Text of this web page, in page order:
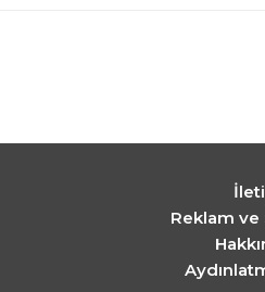
Reklam ve